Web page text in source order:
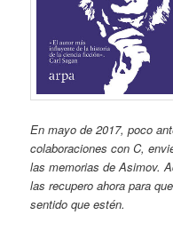
En mayo de 2017, poco
colaboraciones con C,
las memorias de Asimov.
las recupero ahora para
sentido que estén.